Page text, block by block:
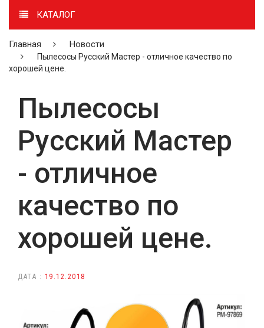
КАТАЛОГ
Главная Новости
Пылесосы Русский Мастер - отличное качество по
хорошей цене.
Пылесосы
Русский Мастер
- отличное
качество по
хорошей цене.
ДАТА : 19.12.2018